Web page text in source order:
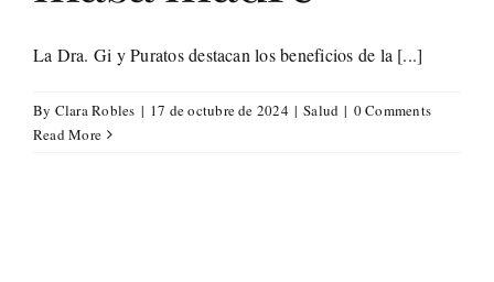
La Dra. Gi y Puratos destacan los beneficios de la [...]
By Clara Robles | 17 de octubre de 2024 | Salud | 0 Comments
Read More